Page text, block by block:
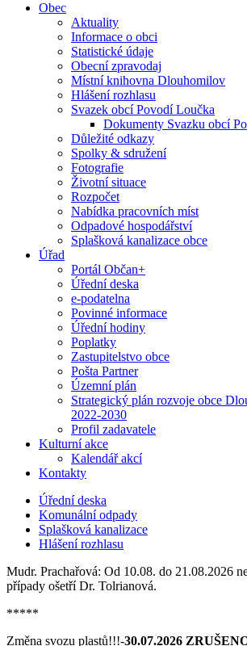
Obec
Aktuality
Informace o obci
Statistické údaje
Obecní zpravodaj
Místní knihovna Dlouhomilov
Hlášení rozhlasu
Svazek obcí Povodí Loučka
Dokumenty Svazku obcí
Důležité odkazy
Spolky & sdružení
Fotografie
Životní situace
Rozpočet
Nabídka pracovních míst
Odpadové hospodářství
Splašková kanalizace obce
Úřad
Portál Občan+
Úřední deska
e-podatelna
Povinné informace
Úřední hodiny
Poplatky
Zastupitelstvo obce
Pošta Partner
Územní plán
Strategický plán rozvoje obce
2022-2030
Profil zadavatele
Kulturní akce
Kalendář akcí
Kontakty
Úřední deska
Komunální odpady
Splašková kanalizace
Hlášení rozhlasu
Mudr. Prachařová: Od 10.08. do 21.08.2026
případy ošetří Dr. Tolrianová.
*****
Změna svozu plastů!!!-30.07.2026